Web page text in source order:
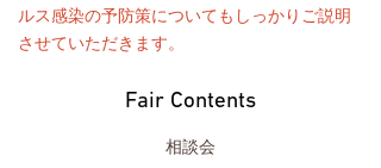
ルス感染の予防策についてもしっかりご説明
させていただきます。
Fair Contents
相談会